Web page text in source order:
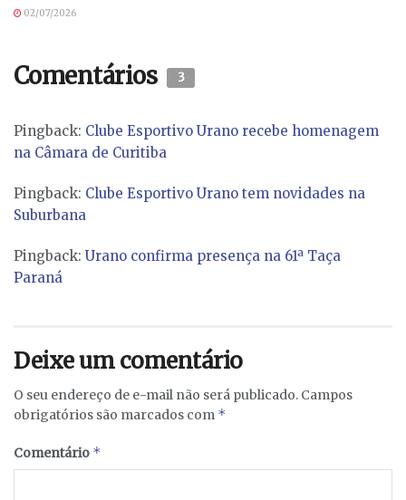
02/07/2026
Comentários 3
Pingback: Clube Esportivo Urano recebe homenagem
na Câmara de Curitiba
Pingback: Clube Esportivo Urano tem novidades na
Suburbana
Pingback: Urano confirma presença na 61ª Taça
Paraná
Deixe um comentário
O seu endereço de e-mail não será publicado. Campos
obrigatórios são marcados com *
Comentário *